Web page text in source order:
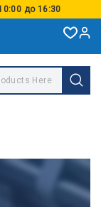
до 16:30